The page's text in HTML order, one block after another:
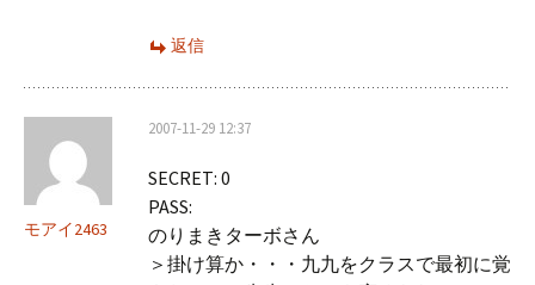
返信
モアイ2463
2007-11-29 12:37
SECRET: 0
PASS:
のりまきターボさん
＞掛け算か・・・九九をクラスで最初に覚